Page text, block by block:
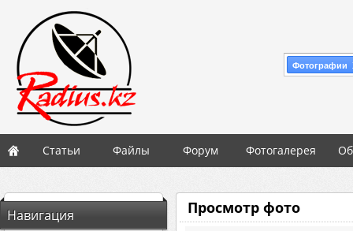
Фотографии
Статьи Файлы Форум Фотогалерея
Навигация
Просмотр фото